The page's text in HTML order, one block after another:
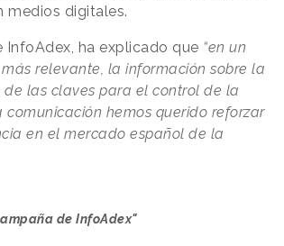
medios digitales.
InfoAdex, ha explicado que “en un
relevante, la información sobre la
las claves para el control de la
hemos querido reforzar
en el mercado español de la
de InfoAdex"